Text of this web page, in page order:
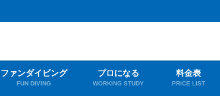
ファンダイビング
FUN DIVING
プロになる
WORKING STUDY
料金表
PRICE LIST